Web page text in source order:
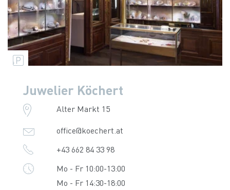
Juwelier Köchert
Alter Markt 15
office@koechert.at
+43 662 84 33 98
Mo - Fr 10:00-13:00
Mo - Fr 14:30-18:00